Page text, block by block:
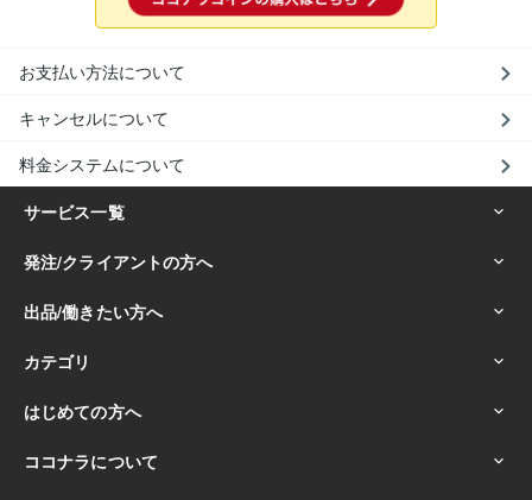
お支払い方法について
キャンセルについて
料金システムについて